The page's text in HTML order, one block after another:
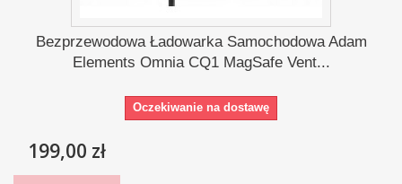
Bezprzewodowa Ładowarka Samochodowa Adam
Elements Omnia CQ1 MagSafe Vent...
Oczekiwanie na dostawę
199,00 zł